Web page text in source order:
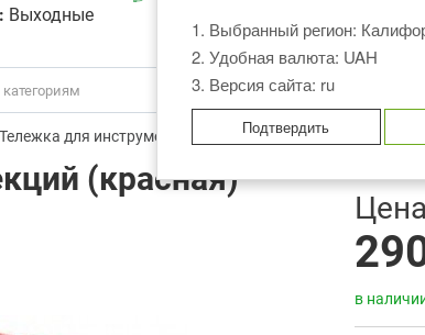
1. Выбранный регион:
2. Удобная валюта: UAH
3. Версия сайта: ru
Подтвердить
Выходные
Тележка для инструмента 7 секций TOPTUL TCAA0702
(красная)
Цена
в